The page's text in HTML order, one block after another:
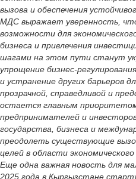
вызова и обеспечения
МДС выражает уверенность,
возможности для
бизнеса и привлечения
шагами на этом пути станут
упрощение бизнес-
и устранение других барьеров
прозрачной, справедливой и
остается главным приоритетом
предпринимателей и
государства, бизнеса и
преодолеть существующие
целей в области экономического
Еще одна важная новость для
2025 года в Кыргызстане